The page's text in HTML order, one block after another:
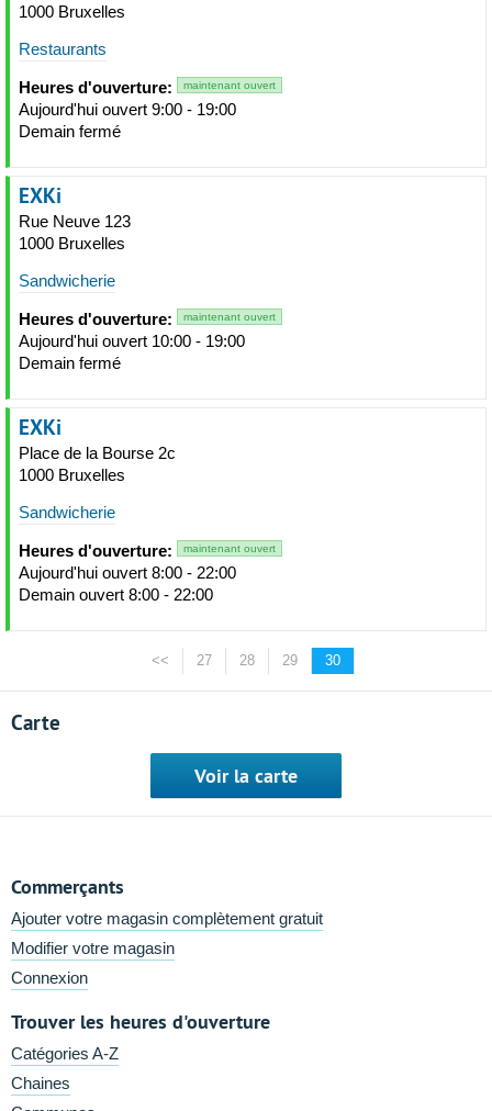
1000 Bruxelles
Restaurants
Heures d'ouverture: maintenant ouvert
Aujourd'hui ouvert 9:00 - 19:00
Demain fermé
EXKi
Rue Neuve 123
1000 Bruxelles
Sandwicherie
Heures d'ouverture: maintenant ouvert
Aujourd'hui ouvert 10:00 - 19:00
Demain fermé
EXKi
Place de la Bourse 2c
1000 Bruxelles
Sandwicherie
Heures d'ouverture: maintenant ouvert
Aujourd'hui ouvert 8:00 - 22:00
Demain ouvert 8:00 - 22:00
<< 27 28 29 30
Carte
Voir la carte
Commerçants
Ajouter votre magasin complètement gratuit
Modifier votre magasin
Connexion
Trouver les heures d'ouverture
Catégories A-Z
Chaines